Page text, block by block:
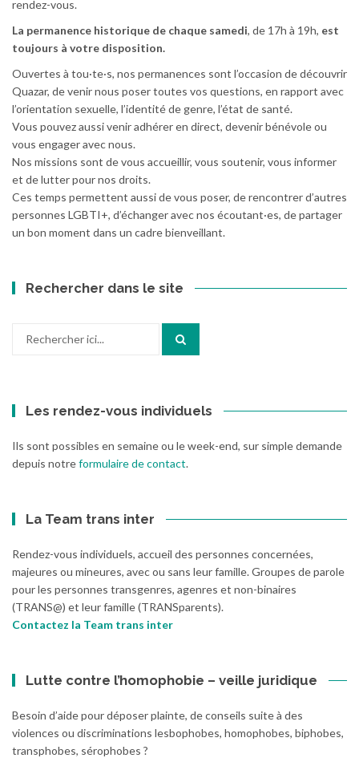
rendez-vous.
La permanence historique de chaque samedi, de 17h à 19h, est
toujours à votre disposition.
Ouvertes à tou·te·s, nos permanences sont l’occasion de découvrir
Quazar, de venir nous poser toutes vos questions, en rapport avec
l’orientation sexuelle, l’identité de genre, l’état de santé.
Vous pouvez aussi venir adhérer en direct, devenir bénévole ou
vous engager avec nous.
Nos missions sont de vous accueillir, vous soutenir, vous informer
et de lutter pour nos droits.
Ces temps permettent aussi de vous poser, de rencontrer d’autres
personnes LGBTI+, d’échanger avec nos écoutant·es, de partager
un bon moment dans un cadre bienveillant.
Rechercher dans le site
Les rendez-vous individuels
Ils sont possibles en semaine ou le week-end, sur simple demande
depuis notreformulaire de contact.
La Team trans inter
Rendez-vous individuels, accueil des personnes concernées,
majeures ou mineures, avec ou sans leur famille. Groupes de parole
pour les personnes transgenres, agenres et non-binaires
(TRANS@) et leur famille (TRANSparents).
Contactez la Team trans inter
Lutte contre l’homophobie – veille juridique
Besoin d’aide pour déposer plainte, de conseils suite à des
violences ou discriminations lesbophobes, homophobes, biphobes,
transphobes, sérophobes ?